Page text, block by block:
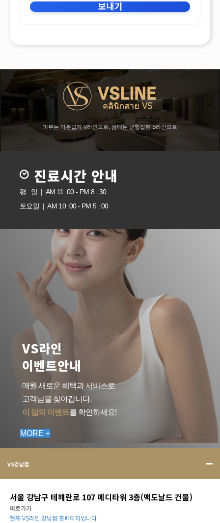
보내기
피부는 아름답게 V라인으로, 몸매는 균형잡힌 S라인으로
진료시간 안내
평 일 | AM 11 :00 - PM 8 : 30
토요일 | AM 10 :00 - PM 5 : 00
VS라인
이벤트안내
매월 새로운 혜택과 서비스로
고객님을 찾아갑니다.
이 달의 이벤트를 확인하세요!
MORE +
VS강남점
서울 강남구 테헤란로 107 메디타워 3층(맥도날드 건물)
바로가기
현재 VS라인 강남점 홈페이지입니다